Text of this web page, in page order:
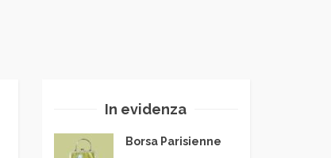
In evidenza
Borsa Parisienne